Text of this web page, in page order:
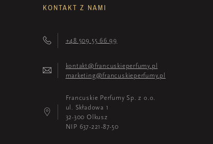
KONTAKT Z NAMI
+48 509 55 66 99
kontakt@francuskieperfumy.pl
marketing@francuskieperfumy.pl
Francuskie Perfumy Sp. z o.o.
ul. Składowa 1
32-300 Olkusz
NIP 637-221-87-50